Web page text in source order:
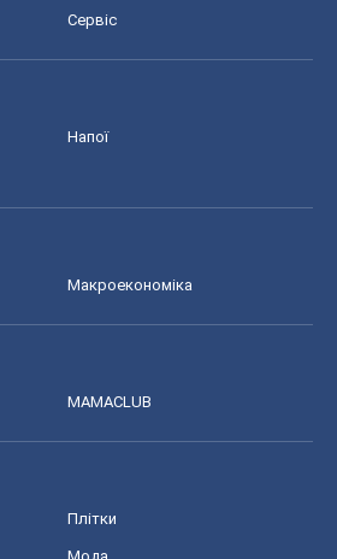
Сервіс
Напої
Макроекономіка
MAMACLUB
Плітки